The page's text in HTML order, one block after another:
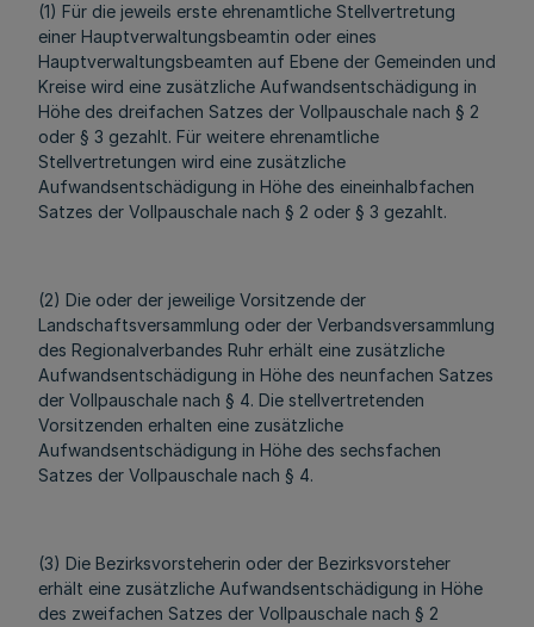
(1) Für die jeweils erste ehrenamtliche Stellvertretung
einer Hauptverwaltungsbeamtin oder eines
Hauptverwaltungsbeamten auf Ebene der Gemeinden und
Kreise wird eine zusätzliche Aufwandsentschädigung in
Höhe des dreifachen Satzes der Vollpauschale nach § 2
oder § 3 gezahlt. Für weitere ehrenamtliche
Stellvertretungen wird eine zusätzliche
Aufwandsentschädigung in Höhe des eineinhalbfachen
Satzes der Vollpauschale nach § 2 oder § 3 gezahlt.
(2) Die oder der jeweilige Vorsitzende der
Landschaftsversammlung oder der Verbandsversammlung
des Regionalverbandes Ruhr erhält eine zusätzliche
Aufwandsentschädigung in Höhe des neunfachen Satzes
der Vollpauschale nach § 4. Die stellvertretenden
Vorsitzenden erhalten eine zusätzliche
Aufwandsentschädigung in Höhe des sechsfachen
Satzes der Vollpauschale nach § 4.
(3) Die Bezirksvorsteherin oder der Bezirksvorsteher
erhält eine zusätzliche Aufwandsentschädigung in Höhe
des zweifachen Satzes der Vollpauschale nach § 2